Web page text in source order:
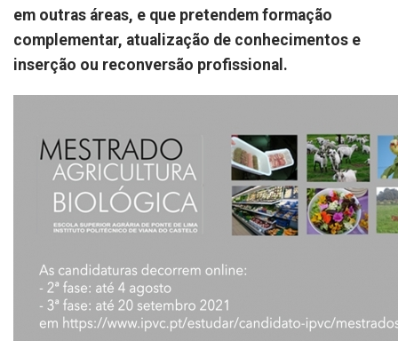
em outras áreas, e que pretendem formação
complementar, atualização de conhecimentos e
inserção ou reconversão profissional.